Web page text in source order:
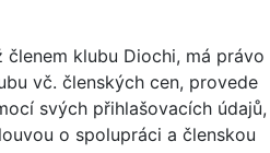
klubu Diochi, má právo
vč. členských cen, provede
svých přihlašovacích údajů,
o spolupráci a členskou